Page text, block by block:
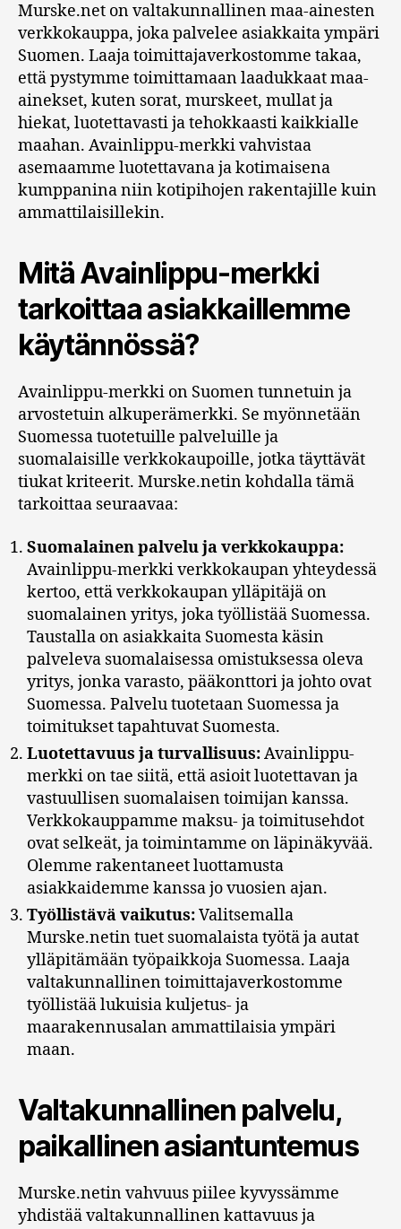
Murske.net on valtakunnallinen maa-ainesten
verkkokauppa, joka palvelee asiakkaita ympäri
Suomen. Laaja toimittajaverkostomme takaa,
että pystymme toimittamaan laadukkaat maa-
ainekset, kuten sorat, murskeet, mullat ja
hiekat, luotettavasti ja tehokkaasti kaikkialle
maahan. Avainlippu-merkki vahvistaa
asemaamme luotettavana ja kotimaisena
kumppanina niin kotipihojen rakentajille kuin
ammattilaisillekin.
Mitä Avainlippu-merkki
tarkoittaa asiakkaillemme
käytännössä?
Avainlippu-merkki on Suomen tunnetuin ja
arvostetuin alkuperämerkki. Se myönnetään
Suomessa tuotetuille palveluille ja
suomalaisille verkkokaupoille, jotka täyttävät
tiukat kriteerit. Murske.netin kohdalla tämä
tarkoittaa seuraavaa:
Suomalainen palvelu ja verkkokauppa:
Avainlippu-merkki verkkokaupan yhteydessä
kertoo, että verkkokaupan ylläpitäjä on
suomalainen yritys, joka työllistää Suomessa.
Taustalla on asiakkaita Suomesta käsin
palveleva suomalaisessa omistuksessa oleva
yritys, jonka varasto, pääkonttori ja johto ovat
Suomessa. Palvelu tuotetaan Suomessa ja
toimitukset tapahtuvat Suomesta.
Luotettavuus ja turvallisuus:Avainlippu-
merkki on tae siitä, että asioit luotettavan ja
vastuullisen suomalaisen toimijan kanssa.
Verkkokauppamme maksu- ja toimitusehdot
ovat selkeät, ja toimintamme on läpinäkyvää.
Olemme rakentaneet luottamusta
asiakkaidemme kanssa jo vuosien ajan.
Työllistävä vaikutus:Valitsemalla
Murske.netin tuet suomalaista työtä ja autat
ylläpitämään työpaikkoja Suomessa. Laaja
valtakunnallinen toimittajaverkostomme
työllistää lukuisia kuljetus- ja
maarakennusalan ammattilaisia ympäri
maan.
Valtakunnallinen palvelu,
paikallinen asiantuntemus
Murske.netin vahvuus piilee kyvyssämme
yhdistää valtakunnallinen kattavuus ja